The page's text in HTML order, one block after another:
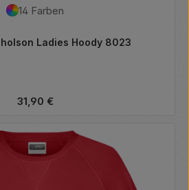
14 Farben
Ladies Hoody 8023
Regulärer Preis:
31,90 €